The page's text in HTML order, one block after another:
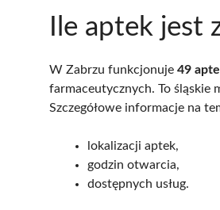
Ile aptek
W Zabrzu funkcjonuje 49
farmaceutycznych. To śląskie
Szczegółowe informacje na
lokalizacji aptek,
godzin otwarcia,
dostępnych usług.